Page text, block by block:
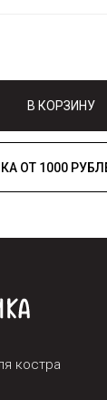
В КОРЗИНУ
костра